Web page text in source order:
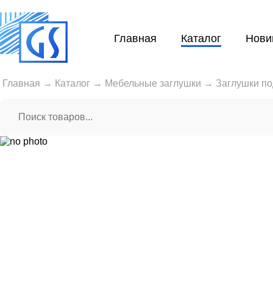
Главная Каталог
Главная → Каталог → Мебельные заглушки → Заглушки